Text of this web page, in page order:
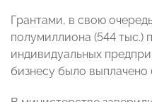
Грантами, в свою
полумиллиона (544 тыс.)
индивидуальных
бизнесу было